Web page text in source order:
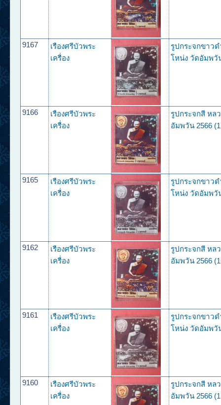
9167
เรืองศรีบัวพระ
เครื่อง
รูปกระจกขาว
โหน่ง วัดอัมพวั
9166
เรืองศรีบัวพระ
เครื่อง
รูปกระจกสี หล
อัมพวัน 2566
9165
เรืองศรีบัวพระ
เครื่อง
รูปกระจกขาว
โหน่ง วัดอัมพวั
9162
เรืองศรีบัวพระ
เครื่อง
รูปกระจกสี หล
อัมพวัน 2566
9161
เรืองศรีบัวพระ
เครื่อง
รูปกระจกขาว
โหน่ง วัดอัมพวั
9160
เรืองศรีบัวพระ
เครื่อง
รูปกระจกสี หล
อัมพวัน 2566